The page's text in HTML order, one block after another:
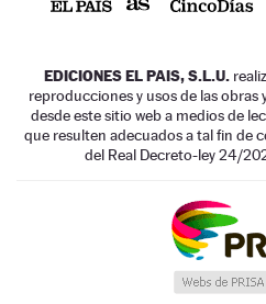
EDICIONES EL PAIS, S.L.U.
reproducciones y usos de las obras
desde este sitio web a medios de
que resulten adecuados a tal fin de
del Real Decreto-ley 24/